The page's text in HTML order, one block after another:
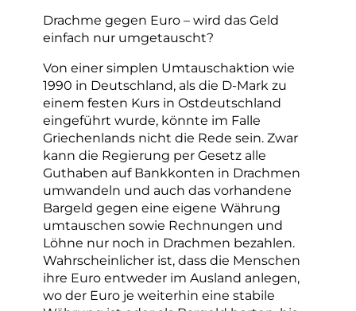
Drachme gegen Euro – wird das Geld
einfach nur umgetauscht?
Von einer simplen Umtauschaktion wie
1990 in Deutschland, als die D-Mark zu
einem festen Kurs in Ostdeutschland
eingeführt wurde, könnte im Falle
Griechenlands nicht die Rede sein. Zwar
kann die Regierung per Gesetz alle
Guthaben auf Bankkonten in Drachmen
umwandeln und auch das vorhandene
Bargeld gegen eine eigene Währung
umtauschen sowie Rechnungen und
Löhne nur noch in Drachmen bezahlen.
Wahrscheinlicher ist, dass die Menschen
ihre Euro entweder im Ausland anlegen,
wo der Euro je weiterhin eine stabile